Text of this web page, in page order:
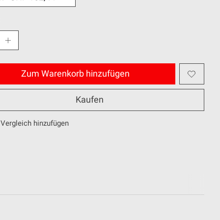
Zum Warenkorb hinzufügen
Kaufen
hinzufügen